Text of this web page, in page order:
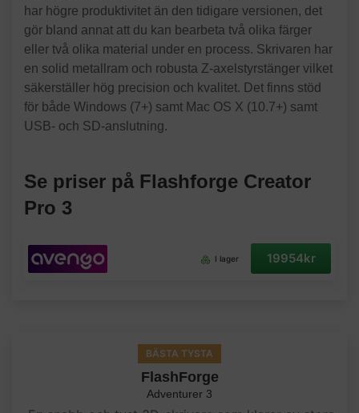
har högre produktivitet än den tidigare versionen, det
gör bland annat att du kan bearbeta två olika färger
eller två olika material under en process. Skrivaren har
en solid metallram och robusta Z-axelstyrstänger vilket
säkerställer hög precision och kvalitet. Det finns stöd
för både Windows (7+) samt Mac OS X (10.7+) samt
USB- och SD-anslutning.
Se priser på Flashforge Creator
Pro 3
I lager 19954kr
BÄSTA TYSTA
FlashForge
Adventurer 3